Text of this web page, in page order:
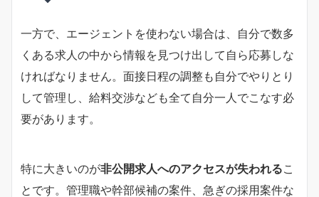
一方で、エージェントを使わない場合は、自分で数多
くある求人の中から情報を見つけ出して自ら応募しな
ければなりません。面接日程の調整も自分でやりとり
して管理し、給料交渉なども全て自分一人でこなす必
要があります。
特に大きいのが非公開求人へのアクセスが失われるこ
とです。管理職や幹部候補の案件、急ぎの採用案件な